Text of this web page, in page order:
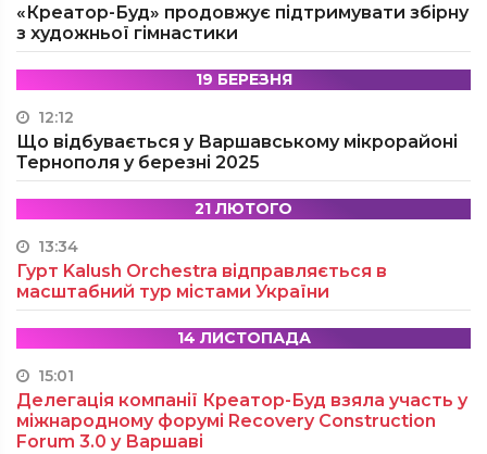
«Креатор-Буд» продовжує підтримувати збірну
з художньої гімнастики
19 БЕРЕЗНЯ
12:12
Що відбувається у Варшавському мікрорайоні
Тернополя у березні 2025
21 ЛЮТОГО
13:34
Гурт Kalush Orchestra відправляється в
масштабний тур містами України
14 ЛИСТОПАДА
15:01
Делегація компанії Креатор-Буд взяла участь у
міжнародному форумі Recovery Construction
Forum 3.0 у Варшаві